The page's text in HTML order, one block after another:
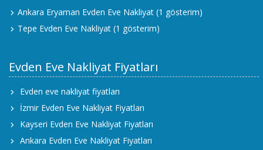
Ankara Eryaman Evden Eve Nakliyat (1 gösterim)
Tepe Evden Eve Nakliyat (1 gösterim)
Evden Eve Nakliyat Fiyatları
Evden eve nakliyat fiyatları
İzmir Evden Eve Nakliyat Fiyatları
Kayseri Evden Eve Nakliyat Fiyatları
Ankara Evden Eve Nakliyat Fiyatları